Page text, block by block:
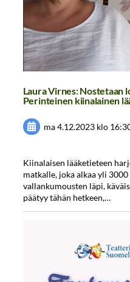
Laura Virnes: Nostetaan
Perinteinen kiinalainen
ma 4.12.2023 klo
Kiinalaisen lääketieteen
matkalle, joka alkaa yli
vallankumousten läpi,
päätyy tähän hetkeen,…